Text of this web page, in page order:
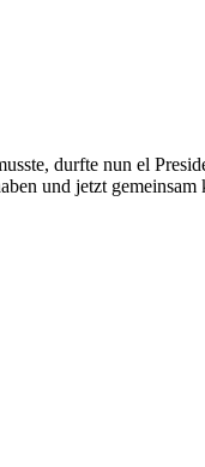
durfte nun el
und jetzt gemeinsam